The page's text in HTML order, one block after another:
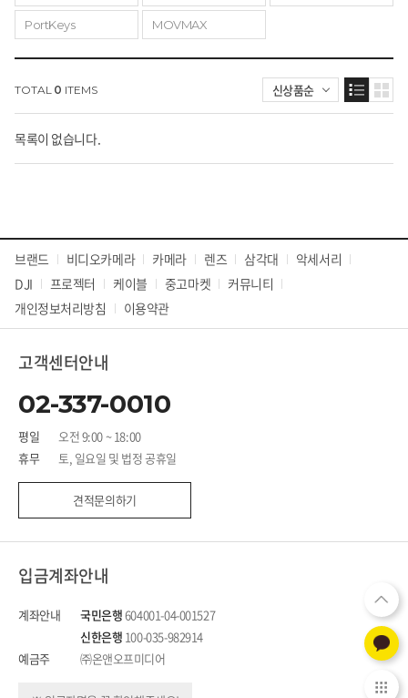
PortKeys MOVMAX
TOTAL 0 ITEMS 신상품순
목록이 없습니다.
브랜드 비디오카메라 카메라 렌즈 삼각대
악세서리
DJI
프로젝터 케이블 중고마켓
커뮤니티
개인정보처리방침
이용약관
고객센터안내
02-337-0010
평일
오전 9:00 ~ 18:00
휴무
토, 일요일 및 법정 공휴일
견적문의하기
입금계좌안내
계좌안내 국민은행604001-04-001527
신한은행 100-035-982914
예금주
㈜온앤오프미디어